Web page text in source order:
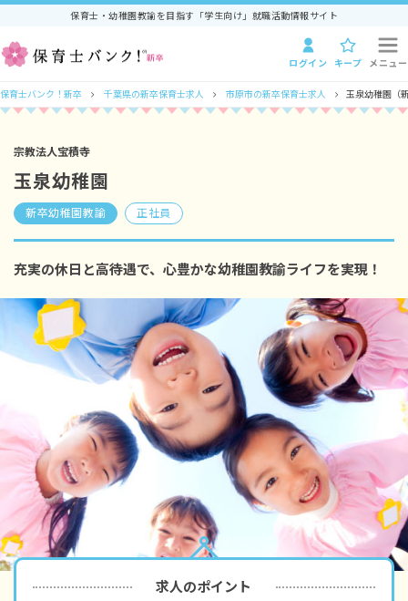
保育士・幼稚園教諭を目指す「学生向け」就職活動情報サイト
ログイン キープ メニュー
保育士バンク！新卒 千葉県の新卒保育士求人 市原市の新卒保育士求人 玉泉幼稚園（
宗教法人宝積寺
玉泉幼稚園
新卒幼稚園教諭 正社員
充実の休日と高待遇で、心豊かな幼稚園教諭ライフを実現！
求人のポイント